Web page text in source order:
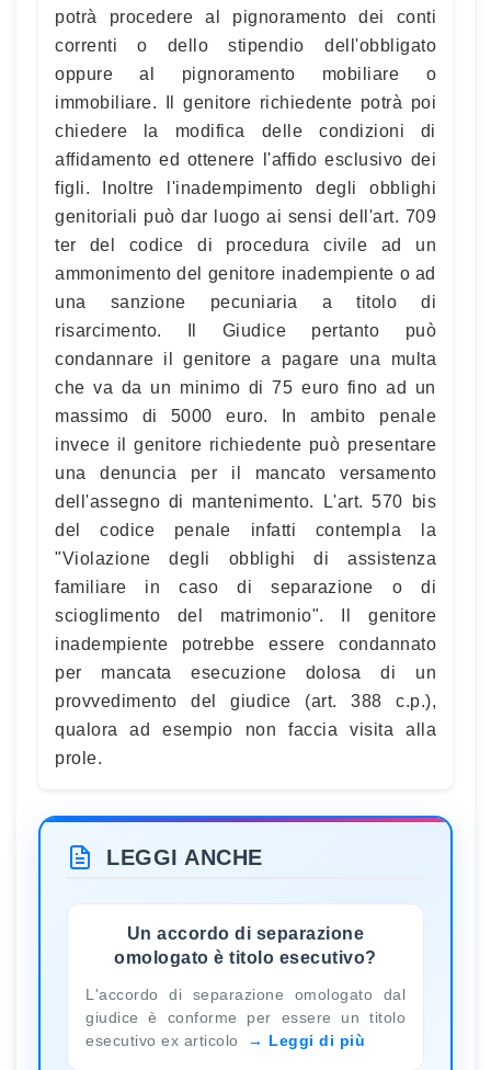
potrà procedere al pignoramento dei conti
correnti o dello stipendio dell'obbligato
oppure al pignoramento mobiliare o
immobiliare. Il genitore richiedente potrà poi
chiedere la modifica delle condizioni di
affidamento ed ottenere l'affido esclusivo dei
figli. Inoltre l'inadempimento degli obblighi
genitoriali può dar luogo ai sensi dell'art. 709
ter del codice di procedura civile ad un
ammonimento del genitore inadempiente o ad
una sanzione pecuniaria a titolo di
risarcimento. Il Giudice pertanto può
condannare il genitore a pagare una multa
che va da un minimo di 75 euro fino ad un
massimo di 5000 euro. In ambito penale
invece il genitore richiedente può presentare
una denuncia per il mancato versamento
dell'assegno di mantenimento. L'art. 570 bis
del codice penale infatti contempla la
"Violazione degli obblighi di assistenza
familiare in caso di separazione o di
scioglimento del matrimonio". Il genitore
inadempiente potrebbe essere condannato
per mancata esecuzione dolosa di un
provvedimento del giudice (art. 388 c.p.),
qualora ad esempio non faccia visita alla
prole.
LEGGI ANCHE
Un accordo di separazione
omologato è titolo esecutivo?
L'accordo di separazione omologato dal
giudice è conforme per essere un titolo
esecutivo ex articolo
Leggi di più